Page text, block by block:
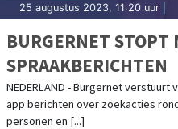
25 augustus 2023, 11:20 uur
BURGERNET STOPT
SPRAAKBERICHTEN
NEDERLAND - Burgernet
app berichten over zoekacties
personen en [...]